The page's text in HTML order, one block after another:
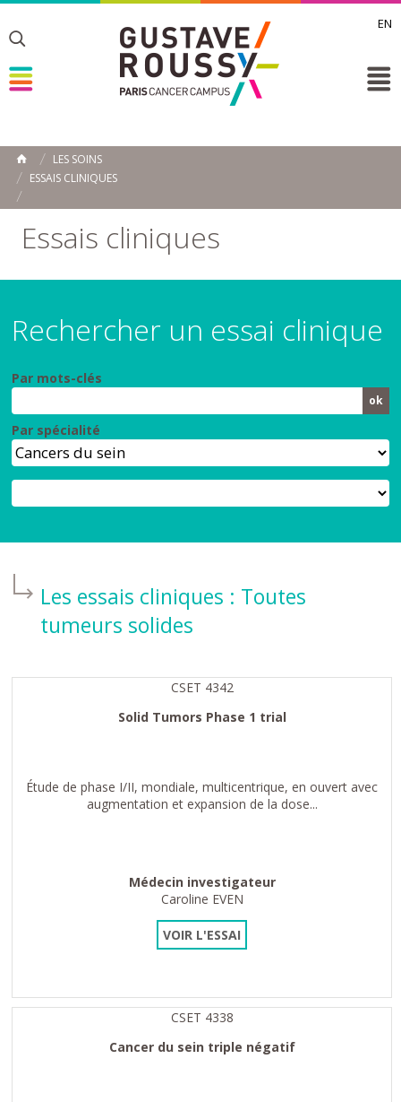
EN
Toggle
Toggle
Toggle
ACCUEIL
LES SOINS
ESSAIS CLINIQUES
Essais cliniques
Rechercher un essai clinique
Par mots-clés
Par spécialité
Les essais cliniques : Toutes
tumeurs solides
CSET 4342
Solid Tumors Phase 1 trial
Étude de phase I/II, mondiale, multicentrique, en ouvert avec
augmentation et expansion de la dose...
Médecin investigateur
Caroline EVEN
VOIR L'ESSAI
CSET 4338
Cancer du sein triple négatif